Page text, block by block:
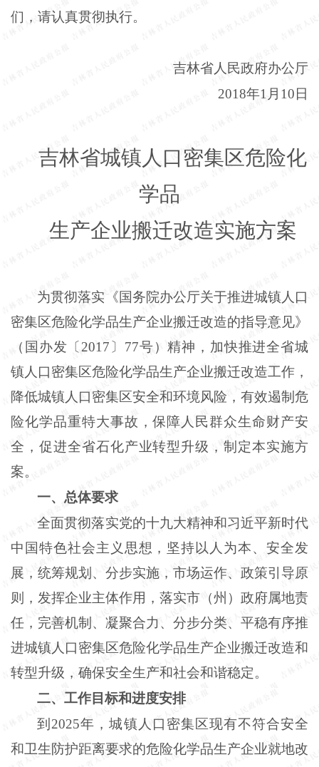
们，请认真贯彻执行。
吉林省人民政府办公厅
2018年1月10日
吉林省城镇人口密集区危险化
学品
生产企业搬迁改造实施方案
为贯彻落实《国务院办公厅关于推进城镇人口
密集区危险化学品生产企业搬迁改造的指导意见》
（国办发〔2017〕77号）精神，加快推进全省城
镇人口密集区危险化学品生产企业搬迁改造工作，
降低城镇人口密集区安全和环境风险，有效遏制危
险化学品重特大事故，保障人民群众生命财产安
全，促进全省石化产业转型升级，制定本实施方
案。
一、总体要求
全面贯彻落实党的十九大精神和习近平新时代
中国特色社会主义思想，坚持以人为本、安全发
展，统筹规划、分步实施，市场运作、政策引导原
则，发挥企业主体作用，落实市（州）政府属地责
任，完善机制、凝聚合力、分步分类、平稳有序推
进城镇人口密集区危险化学品生产企业搬迁改造和
转型升级，确保安全生产和社会和谐稳定。
二、工作目标和进度安排
到 2025年，城镇人口密集区现有不符合安全
和卫生防护距离要求的危险化学品生产企业就地改